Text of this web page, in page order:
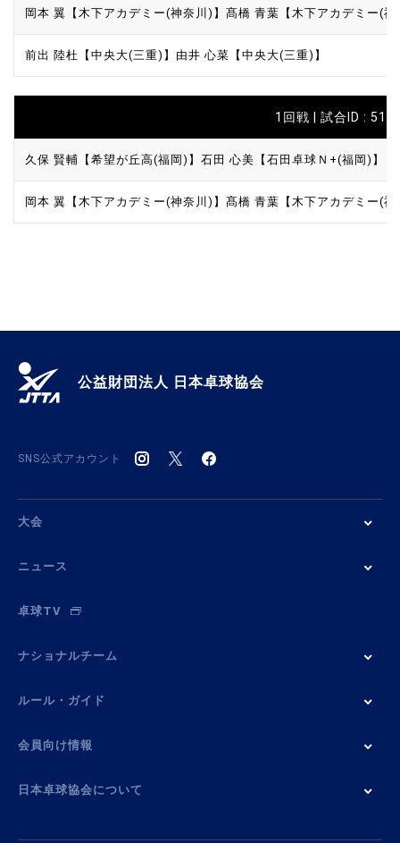
岡本 翼【木下アカデミー(神奈川)】 髙橋 青葉【木下アカデミー(
前出 陸杜【中央大(三重)】 由井 心菜【中央大(三重)】
1回戦 | 試合ID :
久保 賢輔【希望が丘高(福岡)】 石田 心美【石田卓球Ｎ+(福岡)】
岡本 翼【木下アカデミー(神奈川)】 髙橋 青葉【木下アカデミー(
公益財団法人 日本卓球協会
SNS公式アカウント
大会
ニュース
卓球TV
ナショナルチーム
ルール・ガイド
会員向け情報
日本卓球協会について